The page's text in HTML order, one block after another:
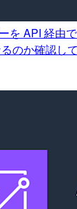
を API 経由
のか確認し